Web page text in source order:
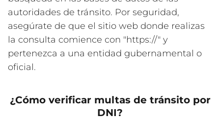
autoridades de tránsito. Por seguridad,
asegúrate de que el sitio web donde realizas
la consulta comience con "https://" y
pertenezca a una entidad gubernamental o
oficial.
¿Cómo verificar multas de tránsito por
DNI?